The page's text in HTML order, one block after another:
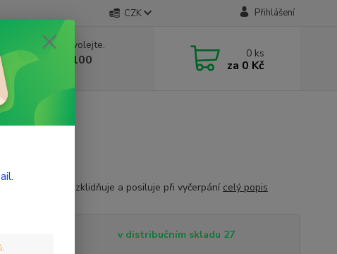
CZK Přihlášení
si rady? Zavolejte.
603 332 100
Pá, 10-17 hod.)
0 ks
za 0 Kč
na pokožku, zklidňuje a posiluje při vyčerpání celý popis
v distribučním skladu 27
.